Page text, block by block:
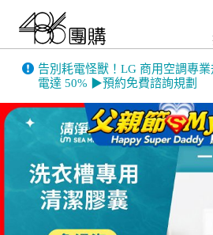
告別耗電怪獸！LG 商用空調專
電達 50% ▶預約免費諮詢規劃